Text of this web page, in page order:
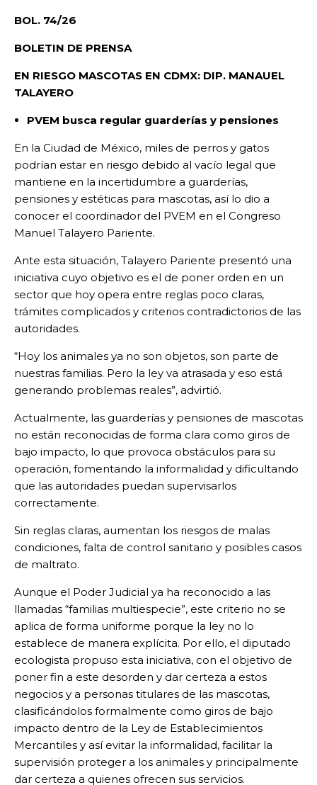
BOL. 74/26
BOLETIN DE PRENSA
EN RIESGO MASCOTAS EN CDMX: DIP. MANAUEL
TALAYERO
PVEM busca regular guarderías y pensiones
En la Ciudad de México, miles de perros y gatos
podrían estar en riesgo debido al vacío legal que
mantiene en la incertidumbre a guarderías,
pensiones y estéticas para mascotas, así lo dio a
conocer el coordinador del PVEM en el Congreso
Manuel Talayero Pariente.
Ante esta situación, Talayero Pariente presentó una
iniciativa cuyo objetivo es el de poner orden en un
sector que hoy opera entre reglas poco claras,
trámites complicados y criterios contradictorios de las
autoridades.
“Hoy los animales ya no son objetos, son parte de
nuestras familias. Pero la ley va atrasada y eso está
generando problemas reales”, advirtió.
Actualmente, las guarderías y pensiones de mascotas
no están reconocidas de forma clara como giros de
bajo impacto, lo que provoca obstáculos para su
operación, fomentando la informalidad y dificultando
que las autoridades puedan supervisarlos
correctamente.
Sin reglas claras, aumentan los riesgos de malas
condiciones, falta de control sanitario y posibles casos
de maltrato.
Aunque el Poder Judicial ya ha reconocido a las
llamadas “familias multiespecie”, este criterio no se
aplica de forma uniforme porque la ley no lo
establece de manera explícita. Por ello, el diputado
ecologista propuso esta iniciativa, con el objetivo de
poner fin a este desorden y dar certeza a estos
negocios y a personas titulares de las mascotas,
clasificándolos formalmente como giros de bajo
impacto dentro de la Ley de Establecimientos
Mercantiles y así evitar la informalidad, facilitar la
supervisión proteger a los animales y principalmente
dar certeza a quienes ofrecen sus servicios.